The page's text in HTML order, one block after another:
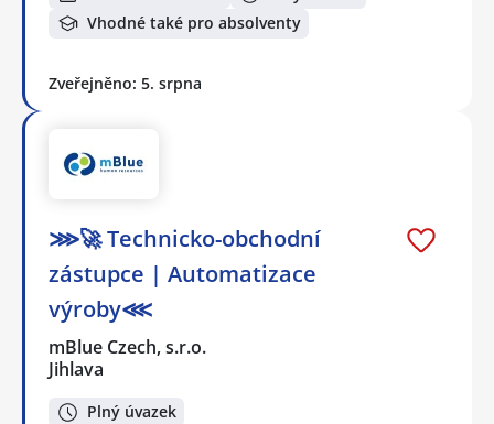
Vhodné také pro absolventy
Zveřejněno: 5. srpna
⋙🚀 Technicko-obchodní
zástupce | Automatizace
výroby⋘
mBlue Czech, s.r.o.
Jihlava
Plný úvazek